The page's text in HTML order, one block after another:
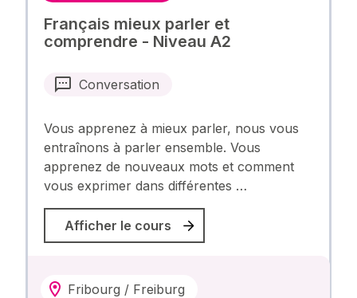
Français mieux parler et
comprendre - Niveau A2
Conversation
Vous apprenez à mieux parler, nous vous
entraînons à parler ensemble. Vous
apprenez de nouveaux mots et comment
vous exprimer dans différentes …
Afficher le cours
Fribourg / Freiburg